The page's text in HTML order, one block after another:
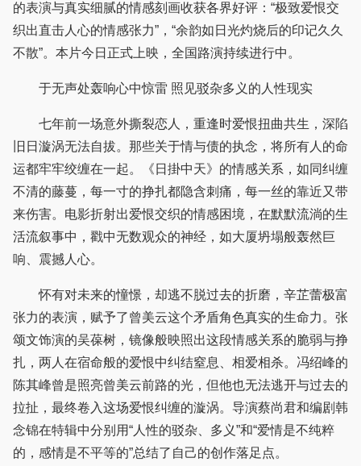
的表演与真实细腻的情感刻画收获各界好评：“极致爱恨交
织出直击人心的情感张力”，“余韵如日光灼烧后的印记久久
不散”。本片今日正式上映，全国路演持续进行中。
于无声处轰响心中惊雷 照见驳杂多义的人性现实
七年前一场意外撕裂恋人，重逢时爱恨扭曲共生，深陷
旧日漩涡无法自拔。那些关于情与债的执念，将所有人的命
运都牢牢绞缠在一起。《日掛中天》的情感关系，如同纠缠
不清的藤蔓，每一寸的挣扎都隐含刺痛，每一丝的靠近又带
来伤害。电影折射出爱恨交织的情感困境，在默默流淌的生
活流叙事中，戳中无数观众的神经，如大厦坍塌般轰然巨
响、震撼人心。
怀有对未来的憧憬，却逃不脱过去的折磨，辛芷蕾极富
张力的表演，赋予了曾美云这个矛盾角色真实的生命力。张
颂文饰演的吴葆树，镜像般映照出这段情感关系的脆弱与挣
扎，两人在宿命般的爱恨中纠结窒息、相爱相杀。冯绍峰的
陈其峰曾是照亮曾美云前路的光，但他也无法逃开与过去的
拉扯，最终卷入这场爱恨纠缠的漩涡。导演蔡尚君和编剧韩
念锦在特辑中分别用“人性的驳杂、多义”和“爱情是不纯粹
的，感情是不平等的”总结了自己的创作落足点。